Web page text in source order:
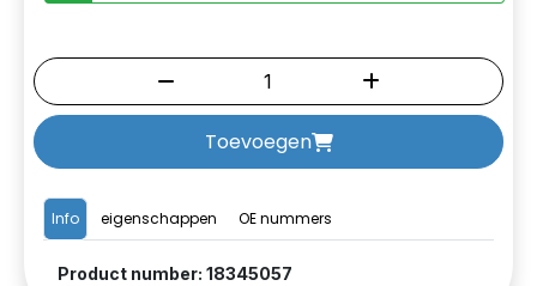
Info eigenschappen OE nummers
Product number: 18345057
Toevoegen